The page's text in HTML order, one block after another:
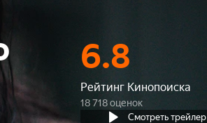
6.8
Рейтинг Кинопоиска
18 718 оценок
Смотреть трейлер